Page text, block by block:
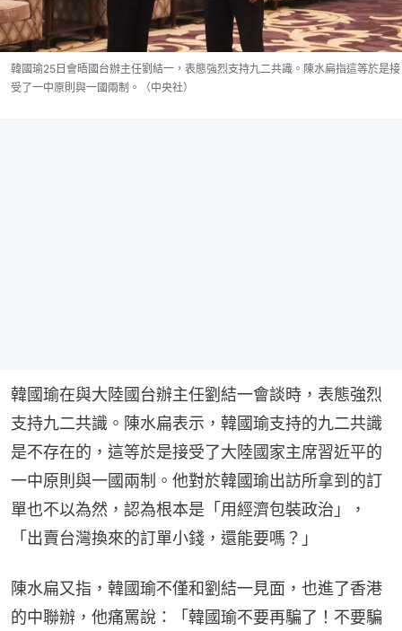
韓國瑜25日會晤國台辦主任劉結一，表態強烈支持九二共識。陳水扁指這等於是接
受了一中原則與一國兩制。（中央社）
韓國瑜在與大陸國台辦主任劉結一會談時，表態強烈
支持九二共識。陳水扁表示，韓國瑜支持的九二共識
是不存在的，這等於是接受了大陸國家主席習近平的
一中原則與一國兩制。他對於韓國瑜出訪所拿到的訂
單也不以為然，認為根本是「用經濟包裝政治」，
「出賣台灣換來的訂單小錢，還能要嗎？」
陳水扁又指，韓國瑜不僅和劉結一見面，也進了香港
的中聯辦，他痛罵說：「韓國瑜不要再騙了！不要騙